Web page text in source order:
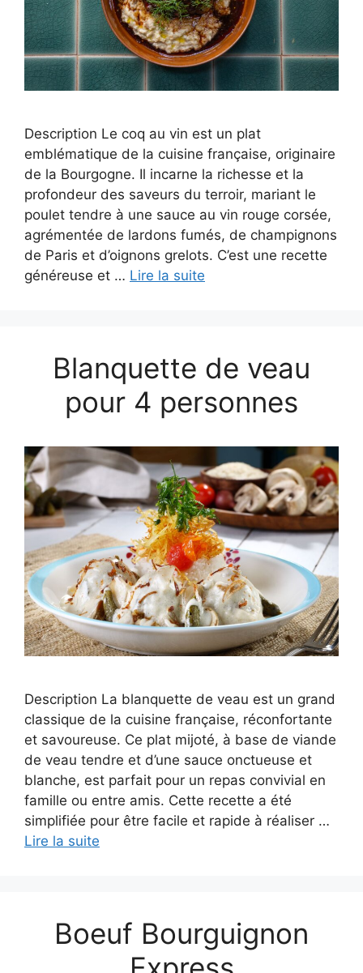
Description Le coq au vin est un plat
emblématique de la cuisine française, originaire
de la Bourgogne. Il incarne la richesse et la
profondeur des saveurs du terroir, mariant le
poulet tendre à une sauce au vin rouge corsée,
agrémentée de lardons fumés, de champignons
de Paris et d’oignons grelots. C’est une recette
généreuse et … Lire la suite
Blanquette de veau
pour 4 personnes
Description La blanquette de veau est un grand
classique de la cuisine française, réconfortante
et savoureuse. Ce plat mijoté, à base de viande
de veau tendre et d’une sauce onctueuse et
blanche, est parfait pour un repas convivial en
famille ou entre amis. Cette recette a été
simplifiée pour être facile et rapide à réaliser …
Lire la suite
Boeuf Bourguignon